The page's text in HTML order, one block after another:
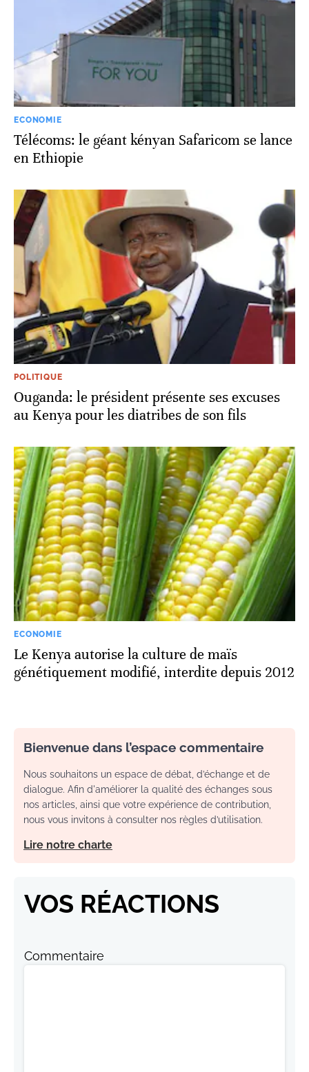
ECONOMIE
Télécoms: le géant kényan Safaricom se lance
en Ethiopie
POLITIQUE
Ouganda: le président présente ses excuses
au Kenya pour les diatribes de son fils
ECONOMIE
Le Kenya autorise la culture de maïs
génétiquement modifié, interdite depuis 2012
Bienvenue dans l’espace commentaire
Nous souhaitons un espace de débat, d’échange et de
dialogue. Afin d'améliorer la qualité des échanges sous
nos articles, ainsi que votre expérience de contribution,
nous vous invitons à consulter nos règles d’utilisation.
Lire notre charte
VOS RÉACTIONS
Commentaire